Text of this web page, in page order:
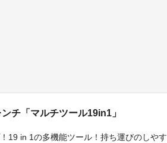
チ「マルチツール19in1」
19 in 1の多機能ツール！持ち運びのしやす